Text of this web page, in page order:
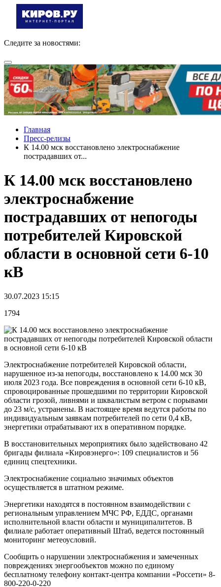
Следите за новостями:
Главная
Пресс-релизы
К 14.00 мск восстановлено электроснабжение
пострадавших от...
К 14.00 мск восстановлено
электроснабжение
пострадавших от непогоды
потребителей Кировской
области в основной сети 6-10
кВ
30.07.2023 15:15
1794
Электроснабжение потребителей Кировской области,
нарушенное из-за непогоды, восстановлено к 14.00 мск 30
июля 2023 года. Все повреждения в основной сети 6-10 кВ,
спровоцированные прошедшими по территории Кировской
области грозой, ливнями и шквалистым ветром с порывами
до 23 м/с, устранены. В настоящее время ведутся работы по
индивидуальным заявкам потребителей по сети 0,4 кВ,
энергетики отрабатывают их в оперативном порядке.
В восстановительных мероприятиях было задействовано 42
бригады филиала «Кировэнерго»: 109 специалистов и 56
единиц спецтехники.
Электроснабжение социально значимых объектов
осуществляется в штатном режиме.
Энергетики находятся в постоянном взаимодействии с
региональным управлением МЧС РФ, ЕДДС, органами
исполнительной власти области и муниципалитетов. В
филиале работает оперативный Штаб, ведется постоянный
мониторинг метеоусловий.
Сообщить о нарушении электроснабжения и замеченных
повреждениях энергообъектов можно по единому
бесплатному телефону контакт-центра компании «Россети» 8-
800-220-0-220